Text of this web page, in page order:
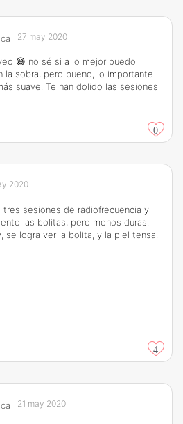
27 may 2020
😅 no sé si a lo mejor puedo
la sobra, pero bueno, lo importante
suave. Te han dolido las sesiones
0
2020
tres sesiones de radiofrecuencia y
las bolitas, pero menos duras.
se logra ver la bolita, y la piel tensa.
4
21 may 2020